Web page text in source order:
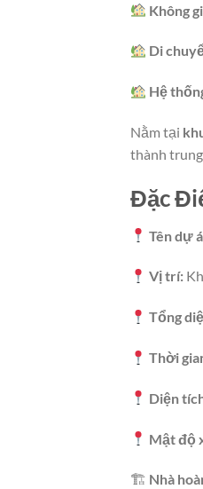
Không
Di
Hệ
Nằm tại
thành
Đặc
Tên dự
Vị trí:
Tổng
Thời
Diện
Mật độ
🏗 Nhà